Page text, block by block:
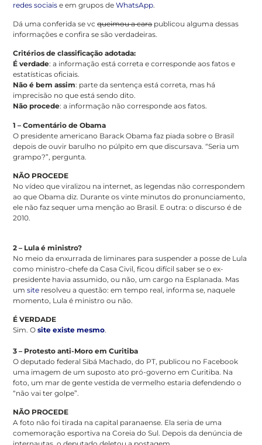
redes sociais e em grupos deWhatsApp.
Dá uma conferida se vcqueimou a carapublicou alguma dessas
informações e confira se são verdadeiras.
Critérios de classificação adotada:
É verdade: a informação está correta e corresponde aos fatos e
estatísticas oficiais.
Não é bem assim: parte da sentença está correta, mas há
imprecisão no que está sendo dito.
Não procede: a informação não corresponde aos fatos.
1 – Comentário de Obama
O presidente americano Barack Obama faz piada sobre o Brasil
depois de ouvir barulho no púlpito em que discursava. “Seria um
grampo?”, pergunta.
NÃO PROCEDE
No vídeo que viralizou na internet, as legendas não correspondem
ao que Obama diz. Durante os vinte minutos do pronunciamento,
ele não faz sequer uma menção ao Brasil. E outra: o discurso é de
2010.
2 – Lula é ministro?
No meio da enxurrada de liminares para suspender a posse de Lula
como ministro-chefe da Casa Civil, ficou difícil saber se o ex-
presidente havia assumido, ou não, um cargo na Esplanada. Mas
umsite resolveu a questão: em tempo real, informa se, naquele
momento, Lula é ministro ou não.
É VERDADE
Sim. Osite existe mesmo.
3 – Protesto anti-Moro em Curitiba
O deputado federal Sibá Machado, do PT, publicou no Facebook
uma imagem de um suposto ato pró-governo em Curitiba. Na
foto, um mar de gente vestida de vermelho estaria defendendo o
“não vai ter golpe”.
NÃO PROCEDE
A foto não foi tirada na capital paranaense. Ela seria de uma
comemoração esportiva na Coreia do Sul. Depois da denúncia de